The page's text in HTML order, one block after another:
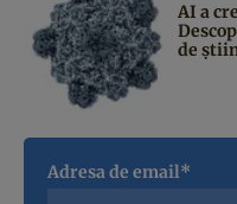
AI a
de
Adresa de email*